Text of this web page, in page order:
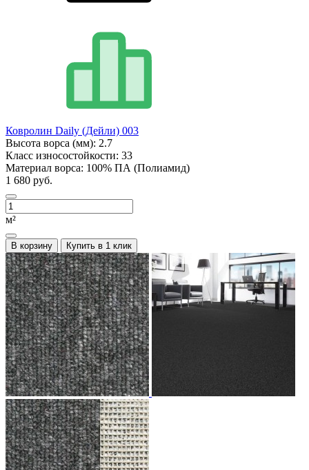
Ковролин Daily (Дейли) 003
Высота ворса (мм): 2.7
Класс износостойкости: 33
Материал ворса: 100% ПА (Полиамид)
1 680 руб.
м²
В корзину Купить в 1 клик